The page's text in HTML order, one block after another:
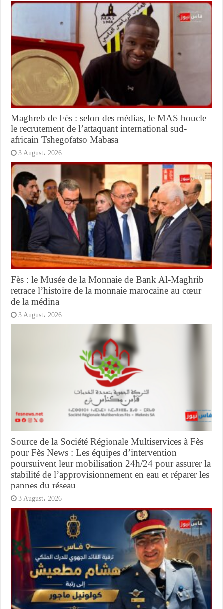
Maghreb de Fès : selon des médias, le MAS boucle
le recrutement de l’attaquant international sud-
africain Tshegofatso Mabasa
3 August، 2026
Fès : le Musée de la Monnaie de Bank Al-Maghrib
retrace l’histoire de la monnaie marocaine au cœur
de la médina
3 August، 2026
Source de la Société Régionale Multiservices à Fès
pour Fès News : Les équipes d’intervention
poursuivent leur mobilisation 24h/24 pour assurer la
stabilité de l’approvisionnement en eau et réparer les
pannes du réseau
3 August، 2026